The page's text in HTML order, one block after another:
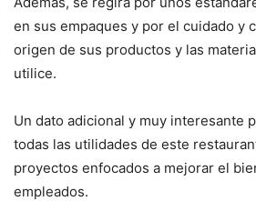
en sus empaques y por el cuidado y
origen de sus productos y las
utilice.
Un dato adicional y muy interesante
todas las utilidades de este
proyectos enfocados a mejorar el
empleados.